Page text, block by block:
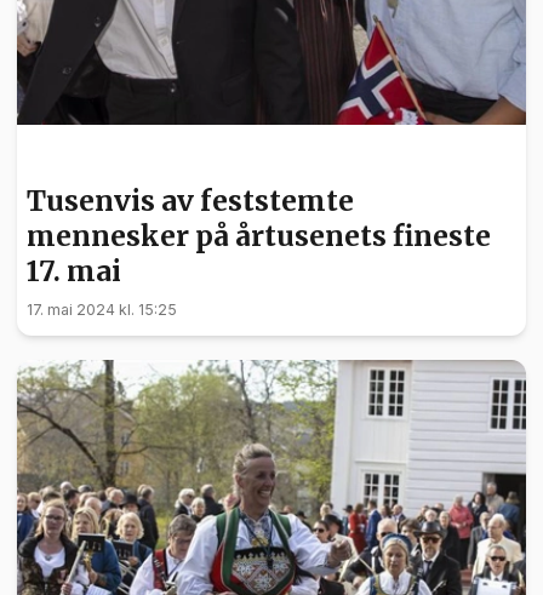
Tusenvis av feststemte
mennesker på årtusenets fineste
17. mai
17. mai 2024 kl. 15:25